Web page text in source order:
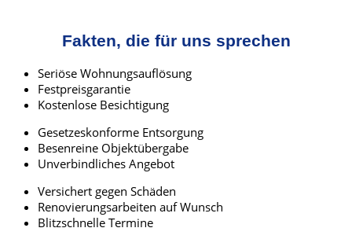
Fakten, die für uns sprechen
Seriöse Wohnungsauflösung
Festpreisgarantie
Kostenlose Besichtigung
Gesetzeskonforme Entsorgung
Besenreine Objektübergabe
Unverbindliches Angebot
Versichert gegen Schäden
Renovierungsarbeiten auf Wunsch
Blitzschnelle Termine